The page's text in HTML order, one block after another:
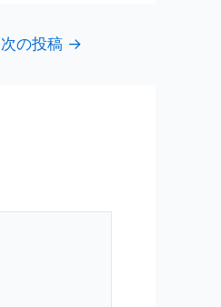
次の投稿 →